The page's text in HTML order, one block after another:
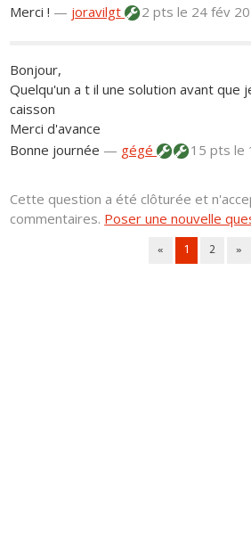
Merci ! — joravilgt 2 ptsle 24 fév
Bonjour,
Quelqu'un a t il une solution avant que
caisson
Merci d'avance
Bonne journée — gégé 15 ptsle
Cette question a été clôturée et
commentaires. Poser une nouvelle
« 1 2 »